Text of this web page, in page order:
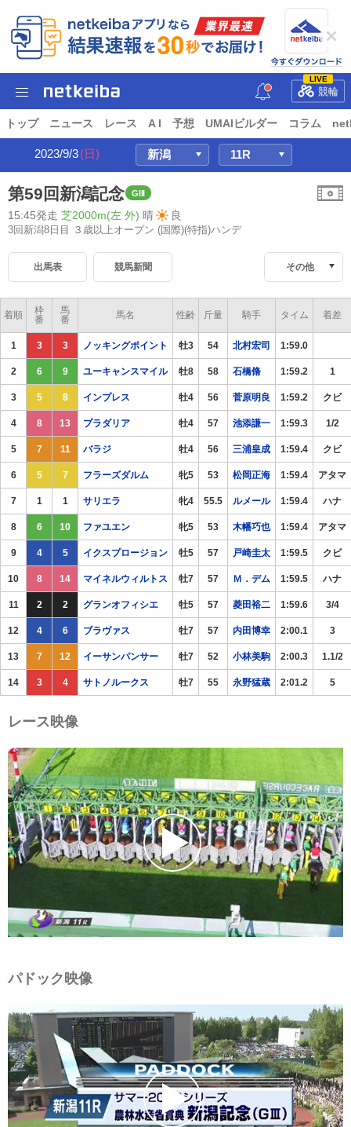
LIVE
競輪
トップ ニュース レース A I 予想 UMAIビルダー コラム
2023/9/3(日)
第59回新潟記念 GIII
15:45発走 芝2000m(左 外) 晴 良
3回新潟8日目 ３歳以上オープン (国際)(特指)ハンデ
出馬表 競馬新聞 その他
着順
枠
番
馬
番
馬名 性齢 斤量 騎手 タイム 着差
1 3 3 ノッキングポイント 牡3 54 北村宏司 1:59.0
2 6 9 ユーキャンスマイル 牡8 58 石橋脩 1:59.2 1
3 5 8 インプレス 牡4 56 菅原明良 1:59.2 クビ
4 8 13 プラダリア 牡4 57 池添謙一 1:59.3 1/2
5 7 11 バラジ 牡4 56 三浦皇成 1:59.4 クビ
6 5 7 フラーズダルム 牝5 53 松岡正海 1:59.4 アタマ
7 1 1 サリエラ 牝4 55.5 ルメール 1:59.4 ハナ
8 6 10 ファユエン 牝5 53 木幡巧也 1:59.4 アタマ
9 4 5 イクスプロージョン 牡5 57 戸崎圭太 1:59.5 クビ
10 8 14 マイネルウィルトス 牡7 57 Ｍ．デム 1:59.5 ハナ
11 2 2 グランオフィシエ 牡5 57 菱田裕二 1:59.6 3/4
12 4 6 ブラヴァス 牡7 57 内田博幸 2:00.1 3
13 7 12 イーサンパンサー 牡7 52 小林美駒 2:00.3 1.1/2
14 3 4 サトノルークス 牡7 55 永野猛蔵 2:01.2 5
レース映像
パドック映像